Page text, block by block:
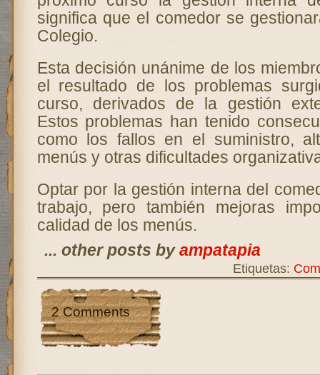
significa que el comedor se
Colegio.
Esta decisión unánime de los
el resultado de los problemas
curso, derivados de la gestión
Estos problemas han tenido
como los fallos en el suministro,
menús y otras dificultades
Optar por la gestión interna del
trabajo, pero también mejoras
calidad de los menús.
... other posts byampatapia
Etiquetas:
2 Comments